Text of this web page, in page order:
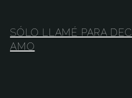
SÓLO LLAMÉ PARA
AMO